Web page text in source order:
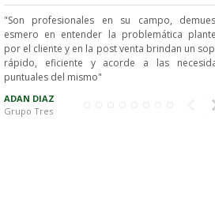
profesionales en su campo, demuestran
en entender la problemática planteada
el cliente y en la post venta brindan un soporte
eficiente y acorde a las necesidades
del mismo"
DIAZ
Tres